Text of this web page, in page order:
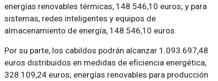
energías renovables térmicas, 148.546,10 euros; y para
sistemas, redes inteligentes y equipos de
almacenamiento de energía, 148.546,10 euros.
Por su parte, los cabildos podrán alcanzar 1.093.697,48
euros distribuidos en medidas de eficiencia energética,
328.109,24 euros; energías renovables para producción